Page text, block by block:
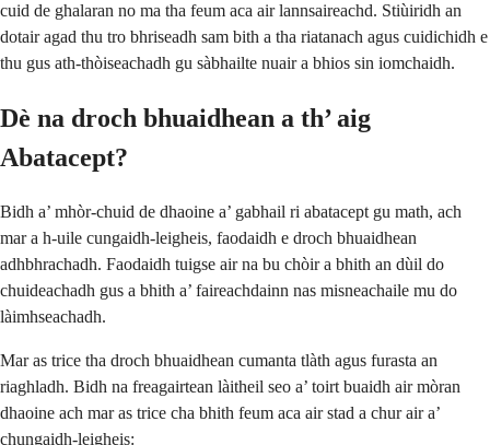
cuid de ghalaran no ma tha feum aca air lannsaireachd. Stiùiridh an
dotair agad thu tro bhriseadh sam bith a tha riatanach agus cuidichidh e
thu gus ath-thòiseachadh gu sàbhailte nuair a bhios sin iomchaidh.
Dè na droch bhuaidhean a th’ aig
Abatacept?
Bidh a’ mhòr-chuid de dhaoine a’ gabhail ri abatacept gu math, ach
mar a h-uile cungaidh-leigheis, faodaidh e droch bhuaidhean
adhbhrachadh. Faodaidh tuigse air na bu chòir a bhith an dùil do
chuideachadh gus a bhith a’ faireachdainn nas misneachaile mu do
làimhseachadh.
Mar as trice tha droch bhuaidhean cumanta tlàth agus furasta an
riaghladh. Bidh na freagairtean làitheil seo a’ toirt buaidh air mòran
dhaoine ach mar as trice cha bhith feum aca air stad a chur air a’
chungaidh-leigheis: